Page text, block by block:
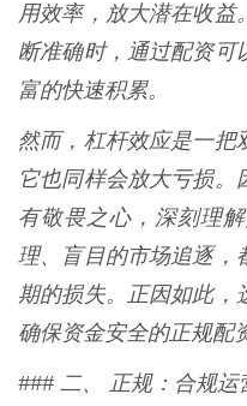
用效率，放大潜在收益
断准确时，通过配资可
富的快速积累。
然而，杠杆效应是一把
它也同样会放大亏损。
有敬畏之心，深刻理
理、盲目的市场追逐，
期的损失。正因如此，
确保资金安全的正规配
### 二、 正规：合规运